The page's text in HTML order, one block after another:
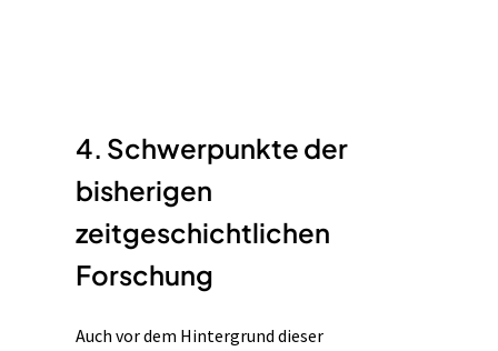
4. Schwerpunkte der
bisherigen
zeitgeschichtlichen
Forschung
Auch vor dem Hintergrund dieser